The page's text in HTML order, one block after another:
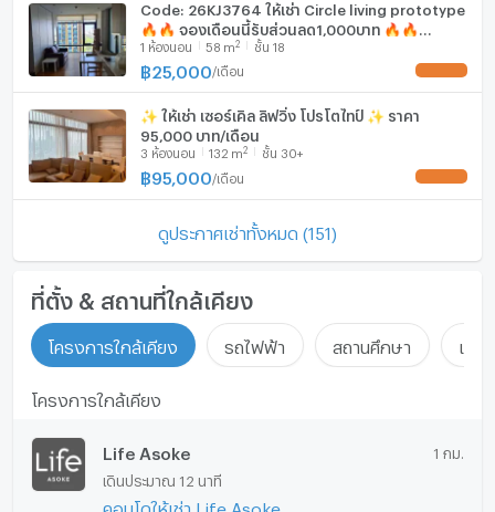
Code: 26KJ3764 ให้เช่า Circle living prototype
🔥🔥 จองเดือนนี้รับส่วนลด1,000บาท 🔥🔥
@kjcondo (มี@ข้างหน้าด้วยนะคะ)
1 ห้องนอน 58 m2 ชั้น 18
฿25,000 /เดือน
✨ ให้เช่า เซอร์เคิล ลิฟวิ่ง โปรโตไทป์ ✨ ราคา
95,000 บาท/เดือน
3 ห้องนอน 132 m2 ชั้น 30+
฿95,000 /เดือน
ดูประกาศเช่าทั้งหมด (151)
ที่ตั้ง & สถานที่ใกล้เคียง
โครงการใกล้เคียง รถไฟฟ้า สถานศึกษา แหล่
โครงการใกล้เคียง
Life Asoke 1 กม.
เดินประมาณ 12 นาที
คอนโดให้เช่า Life Asoke